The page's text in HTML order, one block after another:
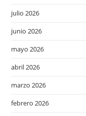
julio 2026
junio 2026
mayo 2026
abril 2026
marzo 2026
febrero 2026